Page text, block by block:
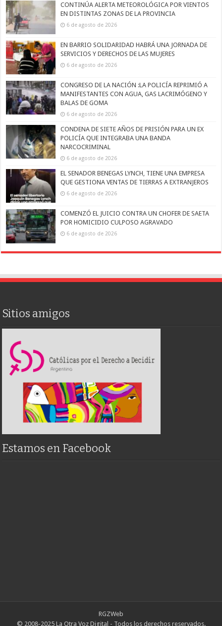
CONTINÚA ALERTA METEOROLÓGICA POR VIENTOS
EN DISTINTAS ZONAS DE LA PROVINCIA
6 de agosto de 2026
EN BARRIO SOLIDARIDAD HABRÁ UNA JORNADA DE
SERVICIOS Y DERECHOS DE LAS MUJERES
6 de agosto de 2026
CONGRESO DE LA NACIÓN :LA POLICÍA REPRIMIÓ A
MANIFESTANTES CON AGUA, GAS LACRIMÓGENO Y
BALAS DE GOMA
6 de agosto de 2026
CONDENA DE SIETE AÑOS DE PRISIÓN PARA UN EX
POLICÍA QUE INTEGRABA UNA BANDA
NARCOCRIMINAL
6 de agosto de 2026
EL SENADOR BENEGAS LYNCH, TIENE UNA EMPRESA
QUE GESTIONA VENTAS DE TIERRAS A EXTRANJEROS
6 de agosto de 2026
COMENZÓ EL JUICIO CONTRA UN CHOFER DE SAETA
POR HOMICIDIO CULPOSO AGRAVADO
6 de agosto de 2026
Sitios amigos
Estamos en Facebook
RGZWeb
© 2008-2025 La Otra Voz Digital - Todos los derechos reservados.